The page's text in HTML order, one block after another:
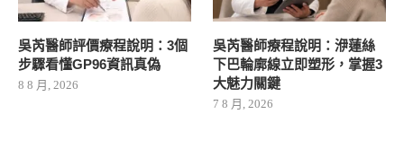
吳芮醫師評價療程說明：3個
步驟看懂GP96資訊真偽
8 8 月, 2026
吳芮醫師療程說明：洢蓮絲
下巴輪廓線立即塑形，掌握3
大魅力關鍵
7 8 月, 2026